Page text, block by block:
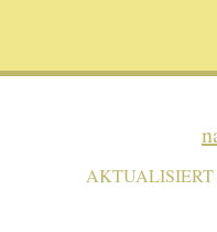
AKTUALISIERT